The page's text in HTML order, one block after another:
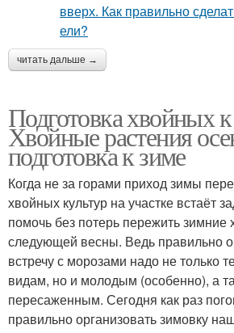
читать дальше →
Подготовка хвойных
Хвойные растения
подготовка к зиме
Когда не за горами приход зимы
хвойных культур на участке встаёт
помочь без потерь пережить зимние
следующей весны. Ведь правильно
встречу с морозами надо не только
видам, но и молодым (особенно), а
пересаженным. Сегодня как раз
правильно организовать зимовку